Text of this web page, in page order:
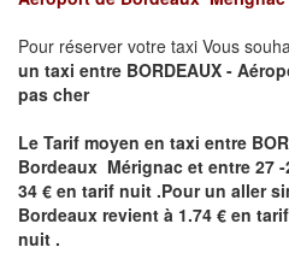
Pour réserver votre taxi Vous
un taxi entre BORDEAUX -
pas cher
Le Tarif moyen en taxi entre
Bordeaux Mérignac et entre 27
34 € en tarif nuit .Pour un aller
Bordeaux revient à 1.74 € en
nuit .